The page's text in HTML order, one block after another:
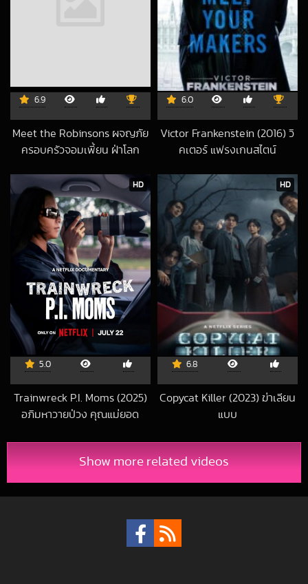
6.9
Meet the Robinsons ผจญภัย
ครอบครัวจอมเพี้ยน ฝ่าโลก
2018-11-06 UTC
6.0
Victor Frankenstein (2016) วิ
คเตอร์ แฟรงเกนสไตน์
HD
5.0
Trainwreck P.I. Moms (2025)
อภิมหาวายป่วง คุณแม่ยอด
HD
6.8
Copycat Killer (2023) ฆ่าเลียน
แบบ
Show more related videos